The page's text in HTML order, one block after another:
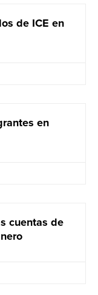
de ICE en
en
cuentas de